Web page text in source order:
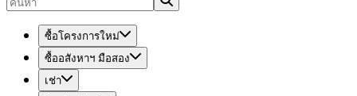
ซื้อโครงการใหม่
ซื้ออสังหาฯ มือสอง
เช่า